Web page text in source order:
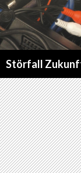
Störfall
INHALT
SPRINGEN